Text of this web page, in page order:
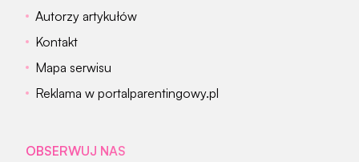
Autorzy artykułów
Kontakt
Mapa serwisu
Reklama w portalparentingowy.pl
OBSERWUJ NAS